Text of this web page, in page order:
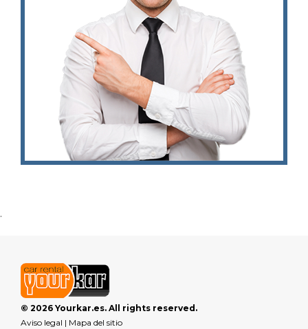
.
© 2026 Yourkar.es. All rights reserved.
Aviso legal | Mapa del sitio